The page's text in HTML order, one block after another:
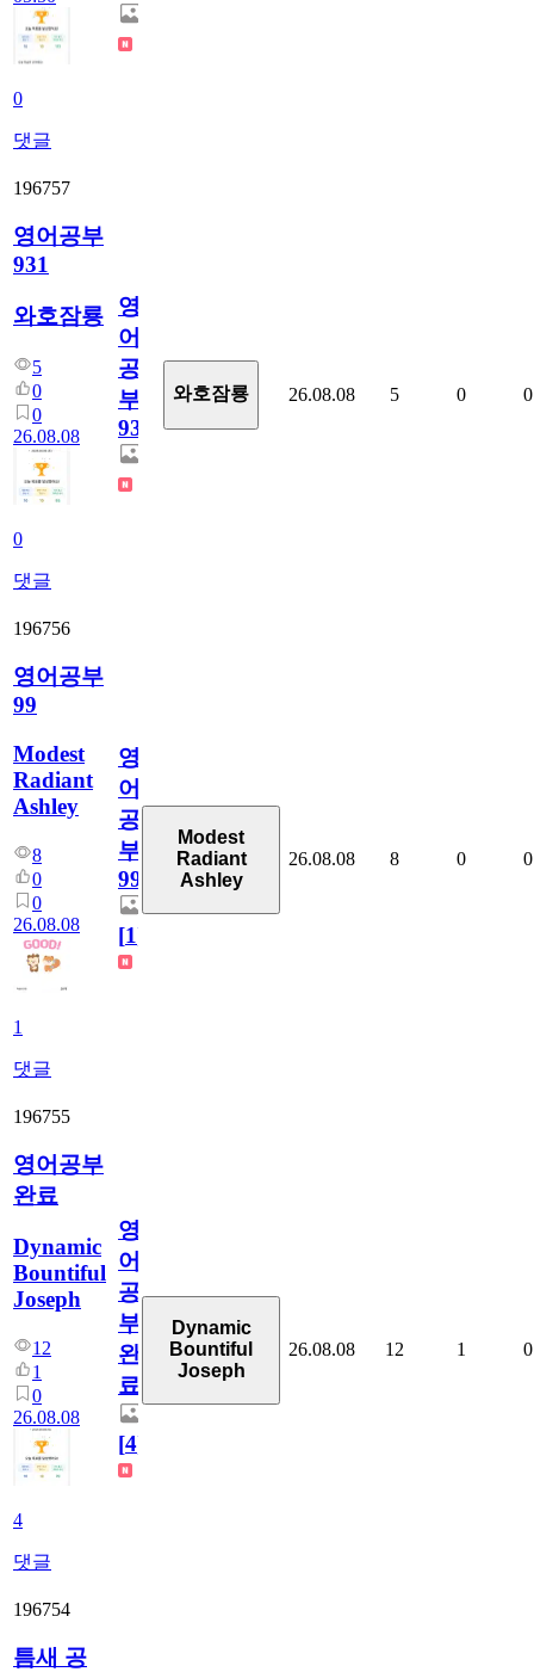
0
댓글
196757
영어공부
931
와호잠룡
5
0
0
26.08.08
0
댓글
영
어
공
부
931
와호잠룡 26.08.08 5 0 0
196756
영어공부
99
Modest
Radiant
Ashley
8
0
0
26.08.08
1
댓글
영
어
공
부
99
[1]
Modest
Radiant
Ashley
26.08.08 8 0 0
196755
영어공부
완료
Dynamic
Bountiful
Joseph
12
1
0
26.08.08
4
댓글
영
어
공
부
완
료
[4]
Dynamic
Bountiful
Joseph
26.08.08 12 1 0
196754
틈새 공